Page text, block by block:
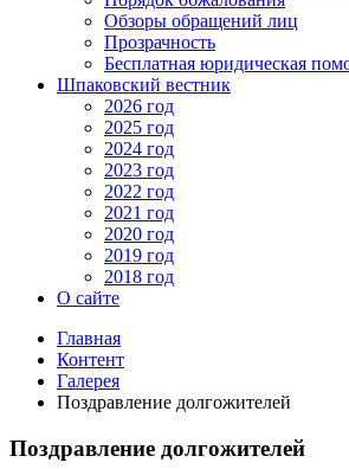
Обзоры обращений лиц
Прозрачность
Бесплатная юридическая
Шпаковский вестник
2026 год
2025 год
2024 год
2023 год
2022 год
2021 год
2020 год
2019 год
2018 год
О сайте
Главная
Контент
Галерея
Поздравление долгожителей
Поздравление долгожителей